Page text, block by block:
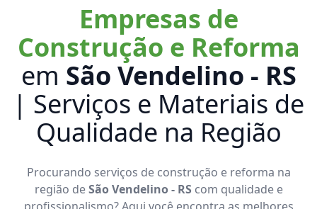
Empresas de
Construção e Reforma
em São Vendelino - RS
| Serviços e Materiais de
Qualidade na Região
Procurando serviços de construção e reforma na
região deSão Vendelino - RS com qualidade e
profissionalismo? Aqui você encontra as melhores